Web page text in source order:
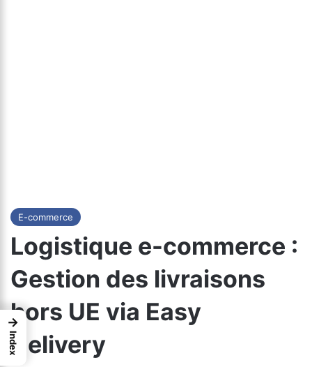
E-commerce
Logistique e-commerce :
Gestion des livraisons
hors UE via Easy
Delivery
→
Index